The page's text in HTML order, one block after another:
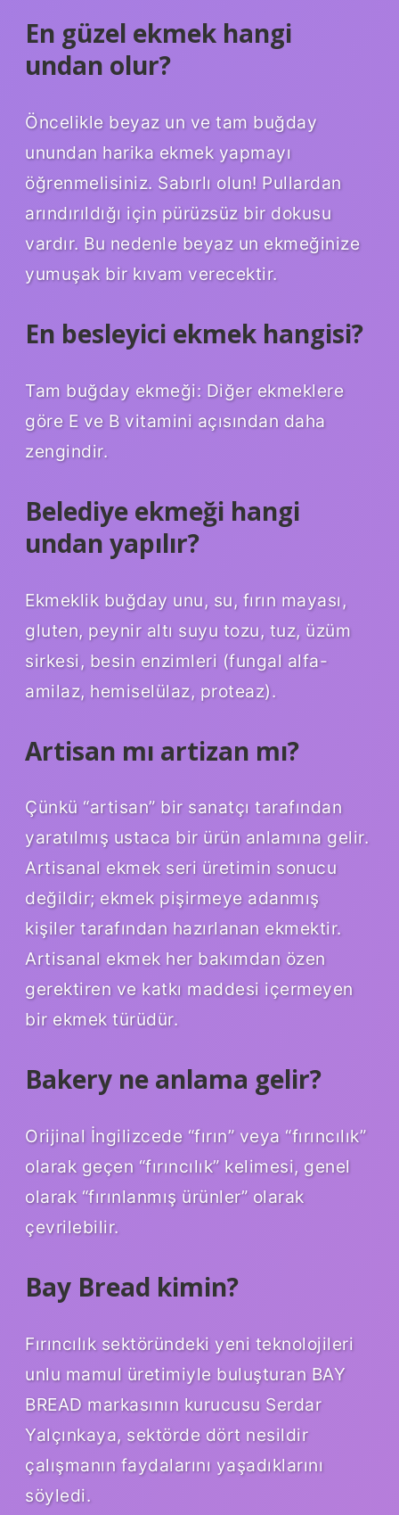
En güzel ekmek hangi
undan olur?
Öncelikle beyaz un ve tam buğday
unundan harika ekmek yapmayı
öğrenmelisiniz. Sabırlı olun! Pullardan
arındırıldığı için pürüzsüz bir dokusu
vardır. Bu nedenle beyaz un ekmeğinize
yumuşak bir kıvam verecektir.
En besleyici ekmek hangisi?
Tam buğday ekmeği: Diğer ekmeklere
göre E ve B vitamini açısından daha
zengindir.
Belediye ekmeği hangi
undan yapılır?
Ekmeklik buğday unu, su, fırın mayası,
gluten, peynir altı suyu tozu, tuz, üzüm
sirkesi, besin enzimleri (fungal alfa-
amilaz, hemiselülaz, proteaz).
Artisan mı artizan mı?
Çünkü “artisan” bir sanatçı tarafından
yaratılmış ustaca bir ürün anlamına gelir.
Artisanal ekmek seri üretimin sonucu
değildir; ekmek pişirmeye adanmış
kişiler tarafından hazırlanan ekmektir.
Artisanal ekmek her bakımdan özen
gerektiren ve katkı maddesi içermeyen
bir ekmek türüdür.
Bakery ne anlama gelir?
Orijinal İngilizcede “fırın” veya “fırıncılık”
olarak geçen “fırıncılık” kelimesi, genel
olarak “fırınlanmış ürünler” olarak
çevrilebilir.
Bay Bread kimin?
Fırıncılık sektöründeki yeni teknolojileri
unlu mamul üretimiyle buluşturan BAY
BREAD markasının kurucusu Serdar
Yalçınkaya, sektörde dört nesildir
çalışmanın faydalarını yaşadıklarını
söyledi.